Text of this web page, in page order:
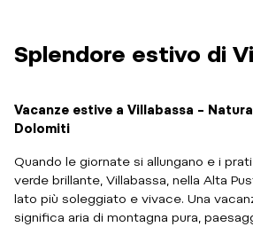
Splendore estivo di
Vacanze estive a Villabassa –
Dolomiti
Quando le giornate si allungano e i
verde brillante, Villabassa, nella Alta
lato più soleggiato e vivace. Una
significa aria di montagna pura,